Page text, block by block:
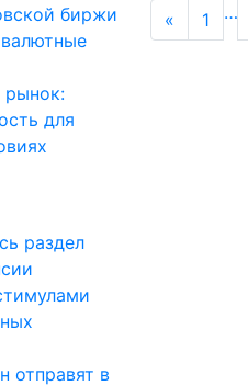
биржи
рынок:
для
отправят в
« 1 …